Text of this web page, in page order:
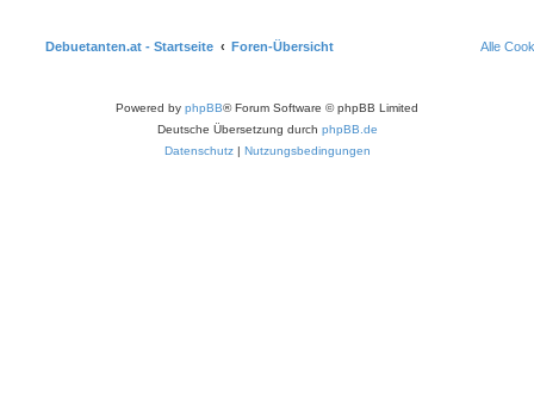
Debuetanten.at - Startseite Foren-Übersicht Alle
Powered by phpBB® Forum Software © phpBB Limited
Deutsche Übersetzung durch phpBB.de
Datenschutz| Nutzungsbedingungen